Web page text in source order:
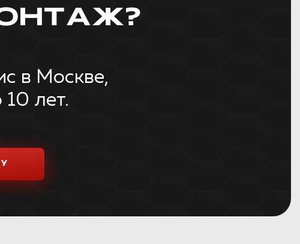
в Москве,
лет.